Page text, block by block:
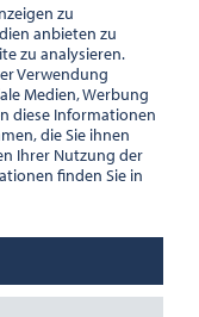
zu
anbieten zu
zu analysieren.
Verwendung
Medien, Werbung
diese Informationen
die Sie ihnen
Ihrer Nutzung der
finden Sie in